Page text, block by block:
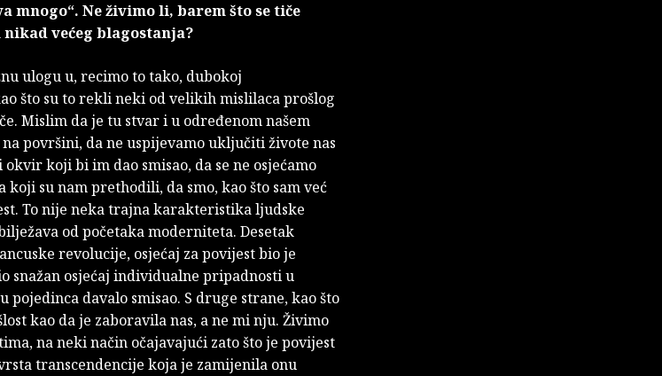
mnogo“. Ne živimo li, barem što se tiče
većeg blagostanja?
ulogu u, recimo to tako, dubokoj
što su to rekli neki od velikih mislilaca prošlog
Mislim da je tu stvar i u određenom našem
površini, da ne uspijevamo uključiti živote nas
koji bi im dao smisao, da se ne osjećamo
su nam prethodili, da smo, kao što sam već
To nije neka trajna karakteristika ljudske
od početaka moderniteta. Desetak
revolucije, osjećaj za povijest bio je
snažan osjećaj individualne pripadnosti u
davalo smisao. S druge strane, kao što
kao da je zaboravila nas, a ne mi nju. Živimo
na neki način očajavajući zato što je povijest
transcendencije koja je zamijenila onu